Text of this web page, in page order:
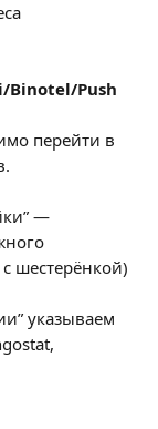
Binotel/Push
перейти в
—
с шестерёнкой)
указываем